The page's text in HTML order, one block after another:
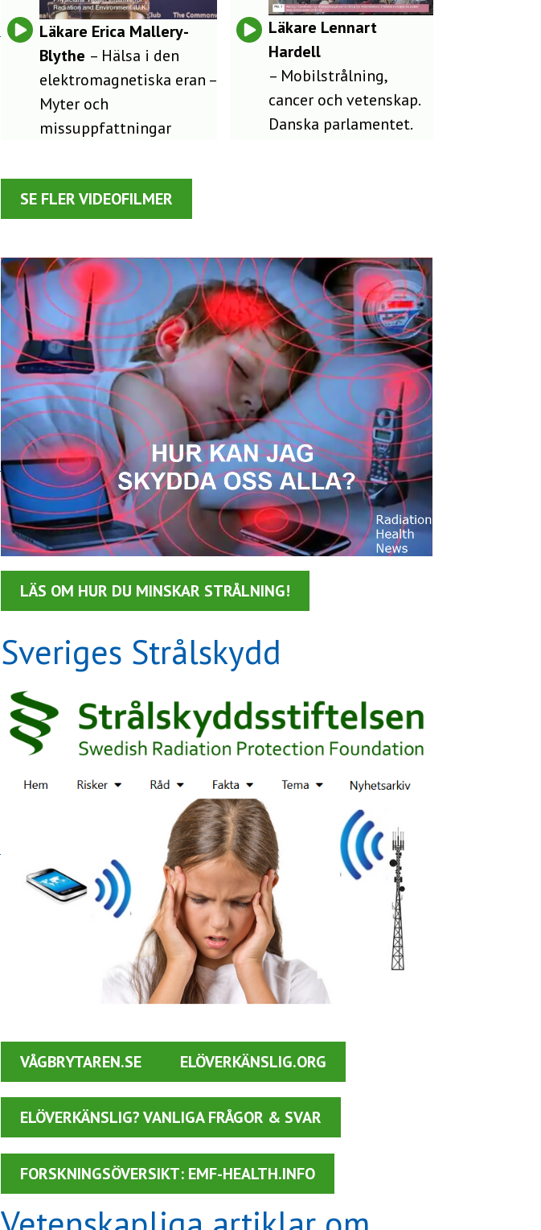
Läkare Erica Mallery-
Blythe – Hälsa i den
elektromagnetiska eran –
Myter och
missuppfattningar
Läkare Lennart
Hardell
– Mobilstrålning,
cancer och vetenskap.
Danska parlamentet.
SE FLER VIDEOFILMER
LÄS OM HUR DU MINSKAR STRÅLNING!
Sveriges Strålskydd
VÅGBRYTAREN.SE ELÖVERKÄNSLIG.ORG
ELÖVERKÄNSLIG? VANLIGA FRÅGOR & SVAR
FORSKNINGSÖVERSIKT: EMF-HEALTH.INFO